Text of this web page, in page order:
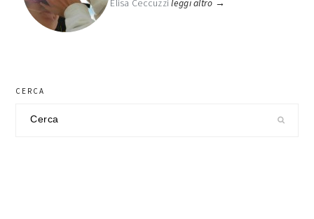
Elisa Ceccuzzileggi altro →
CERCA